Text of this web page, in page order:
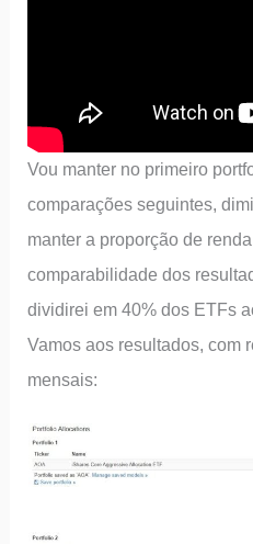
Vou manter no primeiro
comparações seguintes,
manter a proporção de
comparabilidade dos
dividirei em 40% dos ETFs
Vamos aos resultados, com
mensais: